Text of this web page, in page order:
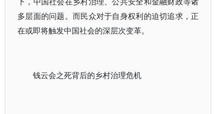
多层面的问题。而民众对于自身权利的迫切追求，正
在或即将触发中国社会的深层次变革。
钱云会之死背后的乡村治理危机